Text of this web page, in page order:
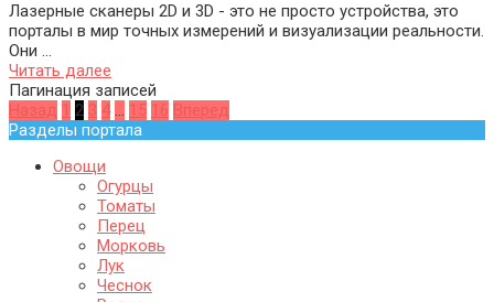
Лазерные сканеры 2D и 3D - это не просто устройства, это
порталы в мир точных измерений и визуализации реальности.
Они ...
Читать далее
Пагинация записей
Назад 1 2 3 4 … 15 16 Вперед
Разделы портала
Овощи
Огурцы
Томаты
Перец
Морковь
Лук
Чеснок